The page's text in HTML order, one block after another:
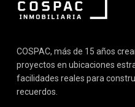
COSPAC, más de 15 años
proyectos en ubicaciones
facilidades reales para
recuerdos.